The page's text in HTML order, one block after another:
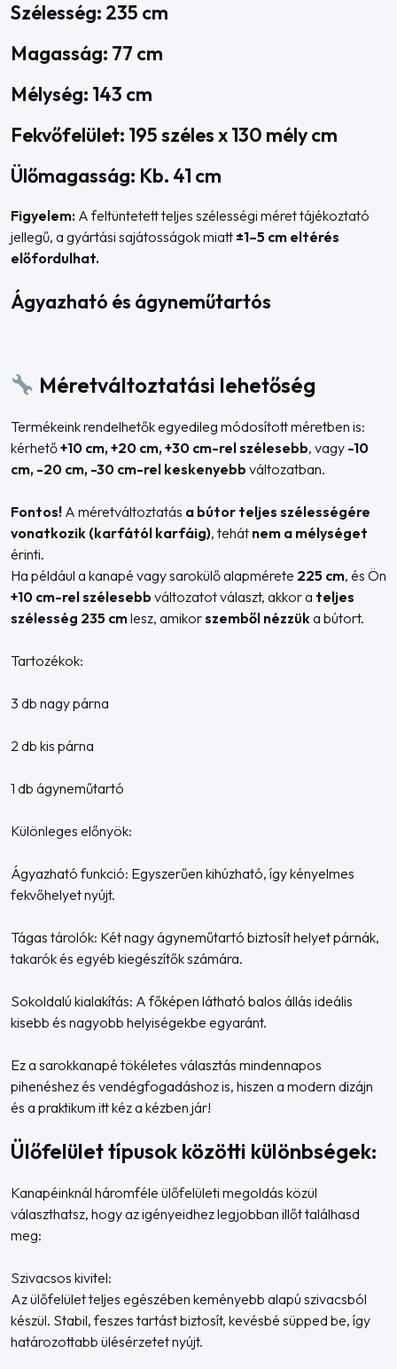
Szélesség: 235 cm
Magasság: 77 cm
Mélység: 143 cm
Fekvőfelület: 195 széles x 130 mély cm
Ülőmagasság: Kb. 41 cm
Figyelem: A feltüntetett teljes szélességi méret tájékoztató
jellegű, a gyártási sajátosságok miatt ±1–5 cm eltérés
előfordulhat.
Ágyazható és ágyneműtartós
Méretváltoztatási lehetőség
Termékeink rendelhetők egyedileg módosított méretben is:
kérhető+10 cm, +20 cm, +30 cm-rel szélesebb, vagy -10
cm, -20 cm, -30 cm-rel keskenyebb változatban.
Fontos! A méretváltoztatás a bútor teljes szélességére
vonatkozik (karfától karfáig), tehát nem a mélységet
érinti.
Ha például a kanapé vagy sarokülő alapmérete 225 cm, és Ön
+10 cm-rel szélesebb változatot választ, akkor a teljes
szélesség 235 cmlesz, amikorszemből nézzüka bútort.
Tartozékok:
3 db nagy párna
2 db kis párna
1 db ágyneműtartó
Különleges előnyök:
Ágyazható funkció: Egyszerűen kihúzható, így kényelmes
fekvőhelyet nyújt.
Tágas tárolók: Két nagy ágyneműtartó biztosít helyet párnák,
takarók és egyéb kiegészítők számára.
Sokoldalú kialakítás: A főképen látható balos állás ideális
kisebb és nagyobb helyiségekbe egyaránt.
Ez a sarokkanapé tökéletes választás mindennapos
pihenéshez és vendégfogadáshoz is, hiszen a modern dizájn
és a praktikum itt kéz a kézben jár!
Ülőfelület típusok közötti különbségek:
Kanapéinknál háromféle ülőfelületi megoldás közül
választhatsz, hogy az igényeidhez legjobban illőt találhasd
meg:
Szivacsos kivitel:
Az ülőfelület teljes egészében keményebb alapú szivacsból
készül. Stabil, feszes tartást biztosít, kevésbé süpped be, így
határozottabb ülésérzetet nyújt.